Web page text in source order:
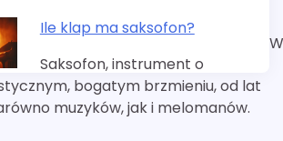
Ile klap ma saksofon?
Saksofon, instrument o
bogatym brzmieniu, od lat
muzyków, jak i melomanów.